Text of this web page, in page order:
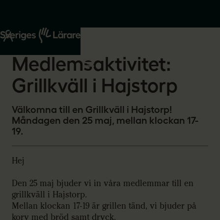
Start
Om oss
2026-05-04
Medlemsaktivitet:
Grillkväll i Hajstorp
Välkomna till en Grillkväll i Hajstorp!
Måndagen den 25 maj, mellan klockan 17-
19.
Hej
Den 25 maj bjuder vi in våra medlemmar till en
grillkväll i Hajstorp.
Mellan klockan 17-19 är grillen tänd, vi bjuder på
korv med bröd samt dryck.